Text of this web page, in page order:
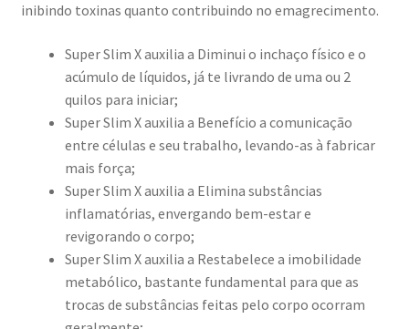
inibindo toxinas quanto contribuindo no emagrecimento.
Super Slim X auxilia a Diminui o inchaço físico e o
acúmulo de líquidos, já te livrando de uma ou 2
quilos para iniciar;
Super Slim X auxilia a Benefício a comunicação
entre células e seu trabalho, levando-as à fabricar
mais força;
Super Slim X auxilia a Elimina substâncias
inflamatórias, envergando bem-estar e
revigorando o corpo;
Super Slim X auxilia a Restabelece a imobilidade
metabólico, bastante fundamental para que as
trocas de substâncias feitas pelo corpo ocorram